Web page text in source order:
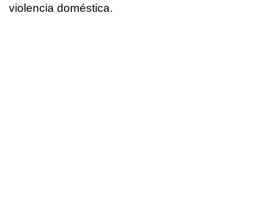
violencia doméstica.